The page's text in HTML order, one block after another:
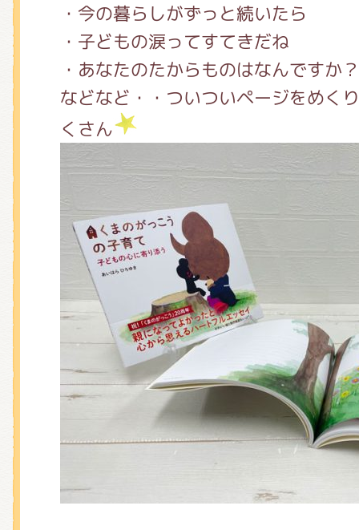
・今の暮らしがずっと続いたら
・子どもの涙ってすてきだね
・あなたのたからものはなんですか？
などなど・・ついついページをめく
くさん